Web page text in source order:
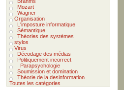
Mozart
Wagner
Organisation
L'imposture informatique
Sémantique
Théories des systèmes
stylos
Virus
Décodage des médias
Politiquement incorrect
Parapsychologie
Soumission et domination
Théorie de la desinformation
Toutes les catégories